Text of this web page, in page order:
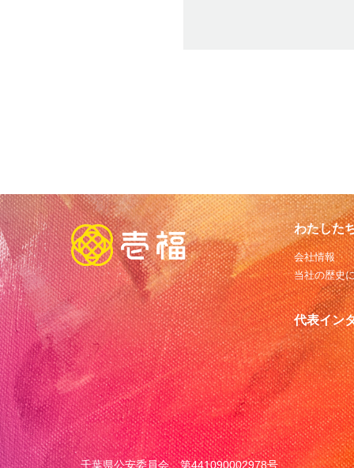
わたした
会社情報
当社の歴史
代表イン
千葉県公安委員会 第441090002978号